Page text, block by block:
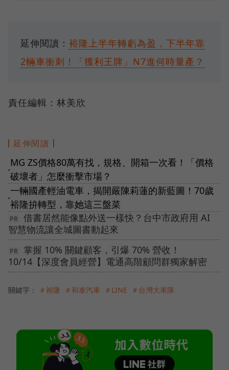
延伸閱讀： 裕隆上半年轉虧為盈，下半年靠
2輛車衝刺！「獲利王牌」N7進何時量產？
責任編輯：林美欣
延伸閱讀
●
MG ZS價格80萬有找，規格、開箱一次看！「價格
破壞者」怎麼衝擊市場？
●
一輛國產輕油電車，揭開嚴陳莉蓮的新藍圖！70歲
裕隆拚轉型，靠她這三盤菜
借書居然能像點外送一樣快？台中市政府用 AI
智慧物流讓全城圖書動起來
掌握 10% 關鍵顧客，引爆 70% 營收！
10/14【深度會員經營】電通高階顧問群獨家解密
關鍵字： ＃裕隆 ＃和泰汽車 ＃LINE ＃台灣大車隊